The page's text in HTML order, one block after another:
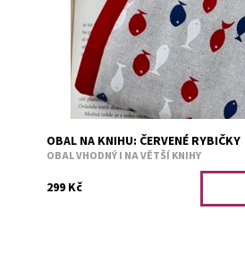
Dostupnost:
Skladem 1
3162
OBAL NA KNIHU: ČERVENÉ RYBIČKY
OBAL VHODNÝ I NA VĚTŠÍ KNIHY
299 Kč